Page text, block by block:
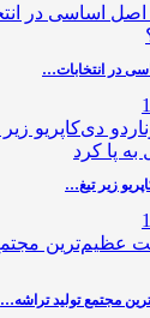
در انتخابات…
زیر تیغ…
مجتمع تولید تراشه…